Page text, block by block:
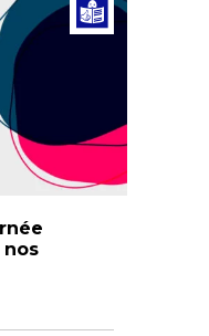
Article
nos